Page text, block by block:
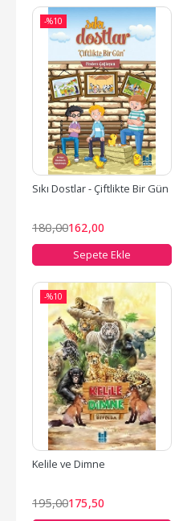
-%10
Sıkı Dostlar - Çiftlikte Bir Gün
180,00162,00
Sepete Ekle
-%10
Kelile ve Dimne
195,00175,50